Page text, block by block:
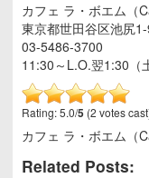
カフェ ラ・ボエム（
東京都世田谷区池尻1-
03-5486-3700
11:30～L.O.翌1:30（
Rating: 5.0/5 (2 votes
カフェ ラ・ボエム（
Related Posts: